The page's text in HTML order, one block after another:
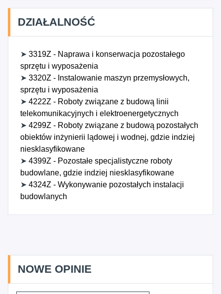
DZIAŁALNOŚĆ
➤ 3319Z - Naprawa i konserwacja pozostałego
sprzętu i wyposażenia
➤ 3320Z - Instalowanie maszyn przemysłowych,
sprzętu i wyposażenia
➤ 4222Z - Roboty związane z budową linii
telekomunikacyjnych i elektroenergetycznych
➤ 4299Z - Roboty związane z budową pozostałych
obiektów inżynierii lądowej i wodnej, gdzie indziej
niesklasyfikowane
➤ 4399Z - Pozostałe specjalistyczne roboty
budowlane, gdzie indziej niesklasyfikowane
➤ 4324Z - Wykonywanie pozostałych instalacji
budowlanych
NOWE OPINIE